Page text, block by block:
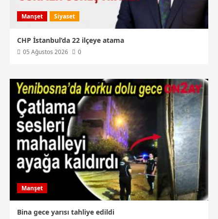
Manşet Siyaset
CHP İstanbul’da 22 ilçeye atama
05 Ağustos 2026 0
Manşet
Bina gece yarısı tahliye edildi